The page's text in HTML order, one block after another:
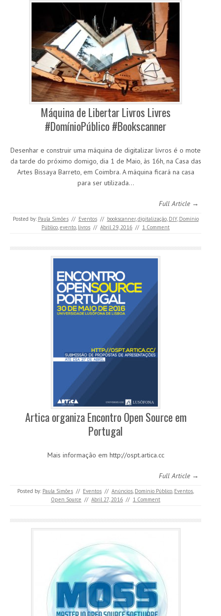
Máquina de Libertar Livros Livres
#DomínioPúblico #Bookscanner
Desenhar e construir uma máquina de digitalizar livros é o mote
da tarde do próximo domigo, dia 1 de Maio, às 16h, na Casa das
Artes Bissaya Barreto, em Coimbra. A máquina ficará na casa
para ser utilizada…
Full Article →
Posted by: Paula Simões // Eventos // bookscanner,digitalização, DIY, Domínio
Público,evento, livros // Abril 29, 2016 // 1 Comment
Artica organiza Encontro Open Source em
Portugal
Mais informação em http://ospt.artica.cc
Full Article →
Posted by: Paula Simões // Eventos // Anúncios, Domínio Público, Eventos,
Open Source // Abril 27, 2016 // 1 Comment